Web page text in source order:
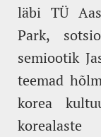
läbi TÜ
Park,
semiootik
teemad
korea